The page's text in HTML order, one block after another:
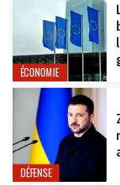
ÉCONOMIE
DÉFENSE